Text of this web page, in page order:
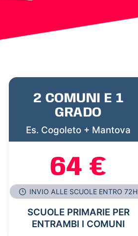
2 COMUNI E 1
GRADO
Es. Cogoleto + Mantova
64 €
INVIO ALLE SCUOLE ENTRO 72H
SCUOLE PRIMARIE PER
ENTRAMBI I COMUNI